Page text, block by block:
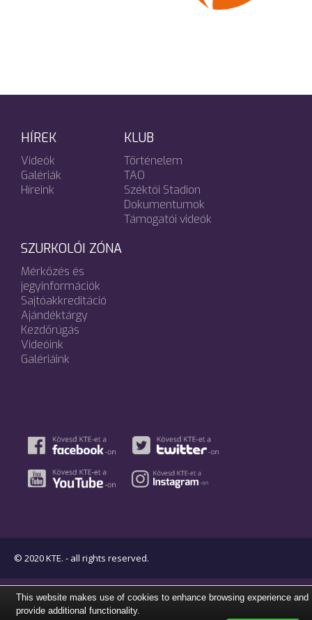
HÍREK
Videók
Galériák
Híreink
KLUB
Történelem
TAO
Széktói Stadion
Dokumentumok
Támogatói videók
SZURKOLÓI ZÓNA
Mérkőzés és
jegyinformációk
Sajtóakkreditáció
Ajándéktárgy
Kezdőrúgás
Videóink
Galériáink
© 2020 KTE. - all rights reserved.
This website makes use of cookies to enhance browsing experience and
provide additional functionality.